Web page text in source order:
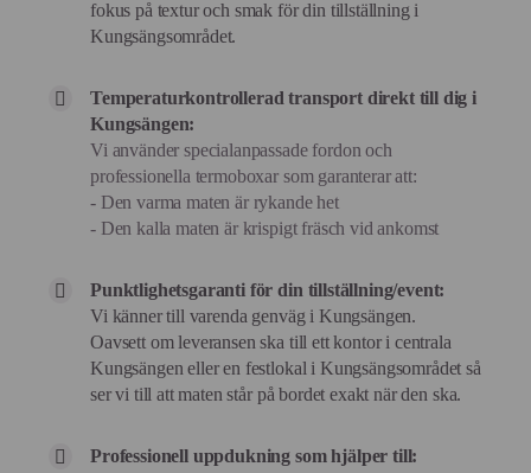
fokus på textur och smak för din tillställning i
Kungsängsområdet.
Temperaturkontrollerad transport direkt till dig i
Kungsängen:
Vi använder specialanpassade fordon och
professionella termoboxar som garanterar att:
- Den varma maten är rykande het
- Den kalla maten är krispigt fräsch vid ankomst
Punktlighetsgaranti för din tillställning/event:
Vi känner till varenda genväg i Kungsängen.
Oavsett om leveransen ska till ett kontor i centrala
Kungsängen eller en festlokal i Kungsängsområdet så
ser vi till att maten står på bordet exakt när den ska.
Professionell uppdukning som hjälper till: